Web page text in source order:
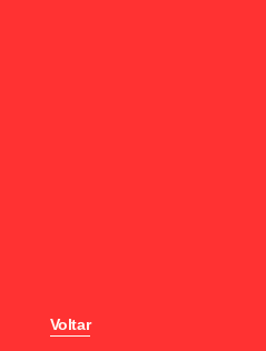
Voltar